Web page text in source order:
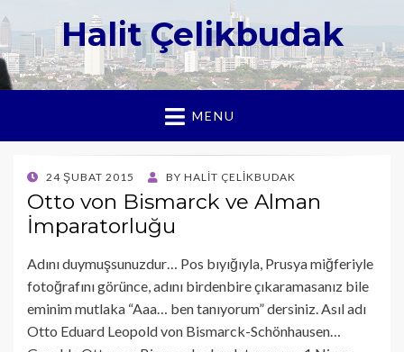
Halit Çelikbudak
MENU
POSTED
ON
24 ŞUBAT 2015 BY HALIT ÇELIKBUDAK
Otto von Bismarck ve Alman
İmparatorluğu
Adını duymuşsunuzdur… Pos bıyığıyla, Prusya miğferiyle
fotoğrafını görünce, adını birdenbire çıkaramasanız bile
eminim mutlaka “Aaa… ben tanıyorum” dersiniz. Asıl adı
Otto Eduard Leopold von Bismarck-Schönhausen…